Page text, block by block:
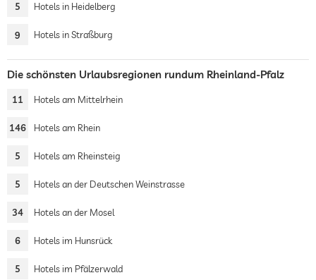
5 Hotels in Heidelberg
9 Hotels in Straßburg
Die schönsten Urlaubsregionen rundum Rheinland-Pfalz
11 Hotels am Mittelrhein
146 Hotels am Rhein
5 Hotels am Rheinsteig
5 Hotels an der Deutschen Weinstrasse
34 Hotels an der Mosel
6 Hotels im Hunsrück
5 Hotels im Pfälzerwald